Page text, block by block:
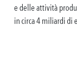
e delle attività
in circa 4 miliardi di